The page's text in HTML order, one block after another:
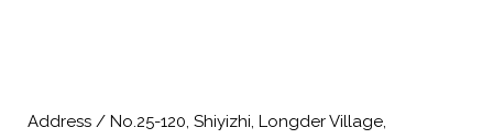
Address / No.25-120, Shiyizhi, Longder Village,